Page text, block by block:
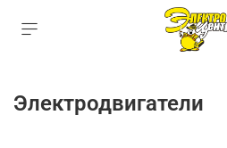
Электродвигатели